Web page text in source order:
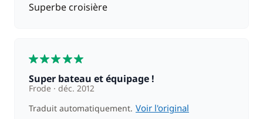
Superbe croisière
Super bateau et équipage !
Frode
déc. 2012
Traduit automatiquement. Voir l'original